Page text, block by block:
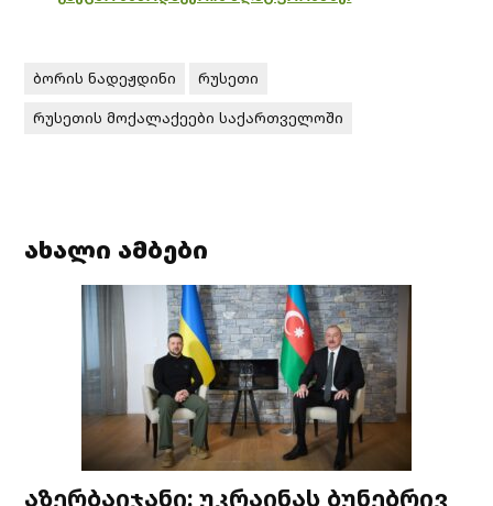
ბორის ნადეჟდინი
რუსეთი
რუსეთის მოქალაქეები საქართველოში
ახალი ამბები
აზერბაიჯანი: უკრაინას ბუნებრივ